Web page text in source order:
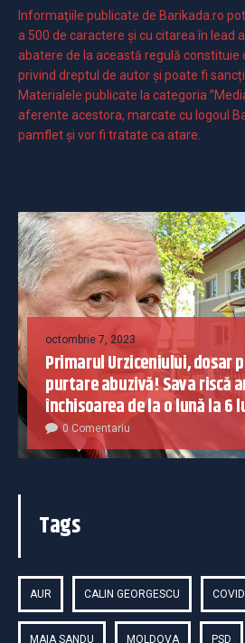
Informaţiile publicate de Barikada.ro
a 500 de caractere şi cu citarea în lead
abatere de la această regulă constituie
privind dreptul de autor și poate fi
Materialele publicate la categoria
aferente acestora, marcate cu logoul
pamflet și vor fi tratate ca atare.
octombrie 7, 2023
Primarul Urziceniului, dosar
purtare abuzivă! Sava riscă
închisoarea de la o lună la 6
0 Comentariu
Tags
AUR CALIN GEORGESCU COVID
MAIA SANDU MOLDOVA PSD